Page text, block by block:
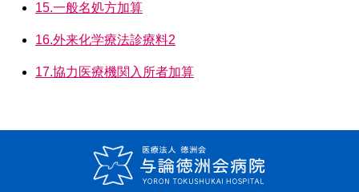
15.一般名処方加算
16.外来化学療法診療料2
17.協力医療機関入所者加算